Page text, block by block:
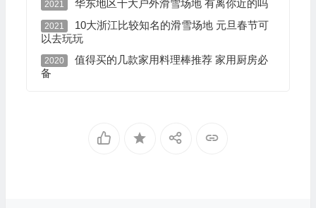
2021 华东地区十大户外滑雪场地 有离你近的吗
2021
10大浙江比较知名的滑雪场地 元旦春节可
以去玩玩
2020
值得买的几款家用料理棒推荐 家用厨房必
备